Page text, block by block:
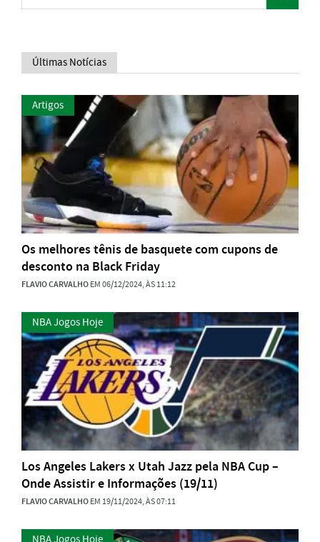
Últimas Notícias
Artigos
Os melhores tênis de basquete com cupons de
desconto na Black Friday
FLAVIO CARVALHOEM 06/12/2024, ÀS 11:12
NBA Jogos Hoje
Los Angeles Lakers x Utah Jazz pela NBA Cup –
Onde Assistir e Informações (19/11)
FLAVIO CARVALHOEM 19/11/2024, ÀS 07:11
NBA Jogos Hoje